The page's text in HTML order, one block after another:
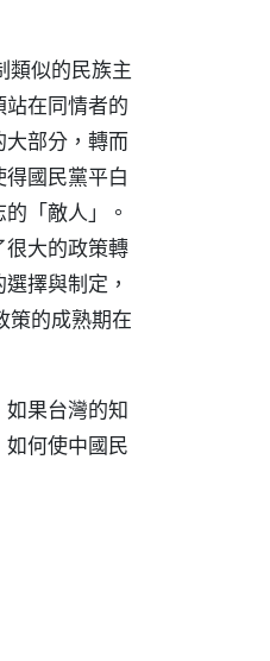
類似的民族主
在同情者的
部分，轉而
國民黨平白
「敵人」。
大的政策轉
擇與制定，
策的成熟期在
如果台灣的知
何使中國民